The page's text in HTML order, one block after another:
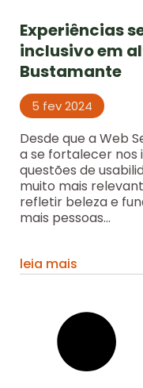
Experiências
inclusivo em
Bustamante
5 fev 2024
Desde que a Web
a se fortalecer nos
questões de
muito mais
refletir beleza e
mais pessoas...
leia mais